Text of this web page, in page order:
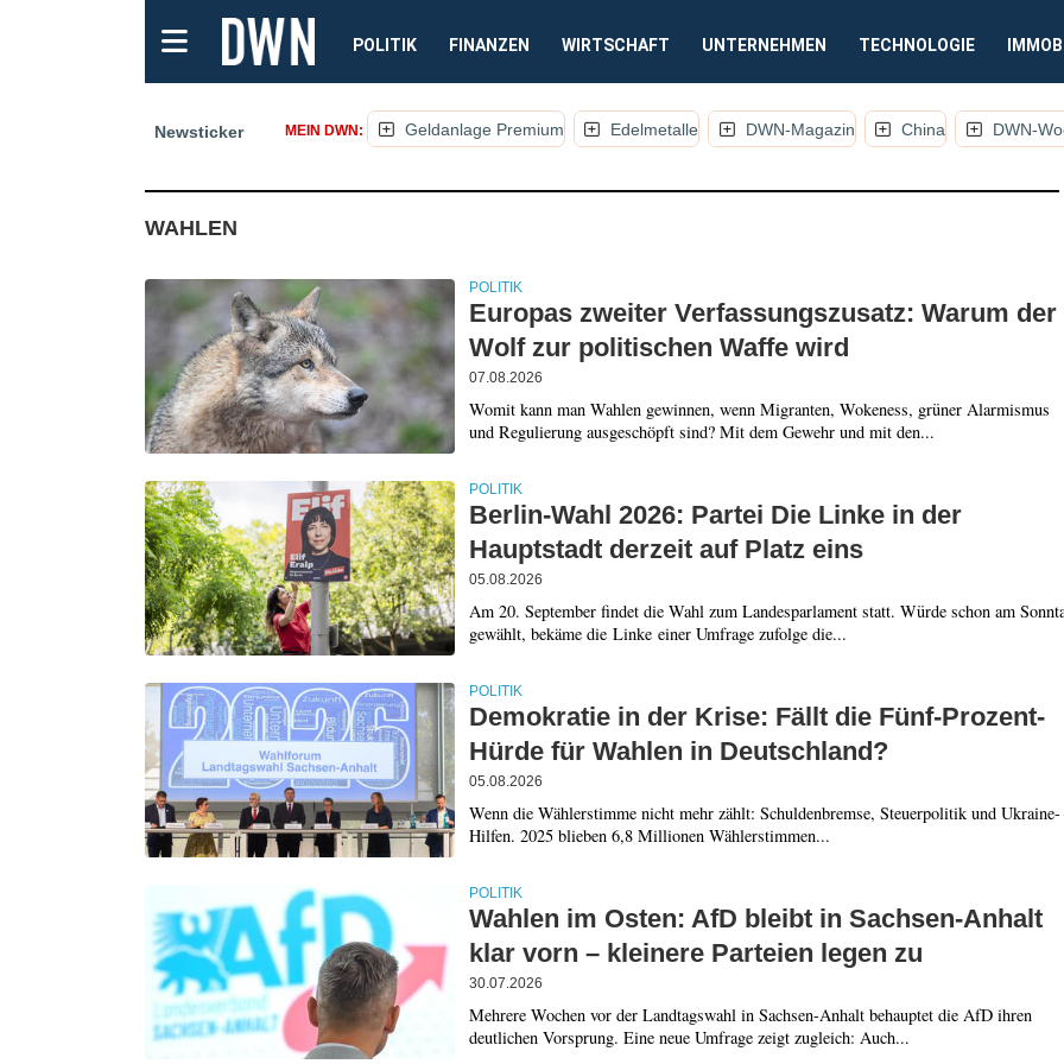
POLITIK FINANZEN WIRTSCHAFT UNTERNEHMEN TECHNOLOGIE
Newsticker MEIN DWN: Geldanlage Premium Edelmetalle DWN-Magazin China DWN-
WAHLEN
POLITIK
Europas zweiter Verfassungszusatz: Warum der
Wolf zur politischen Waffe wird
07.08.2026
Womit kann man Wahlen gewinnen, wenn Migranten, Wokeness, grüner Alarmismus
und Regulierung ausgeschöpft sind? Mit dem Gewehr und mit den...
POLITIK
Berlin-Wahl 2026: Partei Die Linke in der
Hauptstadt derzeit auf Platz eins
05.08.2026
Am 20. September findet die Wahl zum Landesparlament statt. Würde schon am
gewählt, bekäme die Linke einer Umfrage zufolge die...
POLITIK
Demokratie in der Krise: Fällt die Fünf-Prozent-
Hürde für Wahlen in Deutschland?
05.08.2026
Wenn die Wählerstimme nicht mehr zählt: Schuldenbremse, Steuerpolitik und Ukraine-
Hilfen. 2025 blieben 6,8 Millionen Wählerstimmen...
POLITIK
Wahlen im Osten: AfD bleibt in Sachsen-Anhalt
klar vorn – kleinere Parteien legen zu
30.07.2026
Mehrere Wochen vor der Landtagswahl in Sachsen-Anhalt behauptet die AfD ihren
deutlichen Vorsprung. Eine neue Umfrage zeigt zugleich: Auch...